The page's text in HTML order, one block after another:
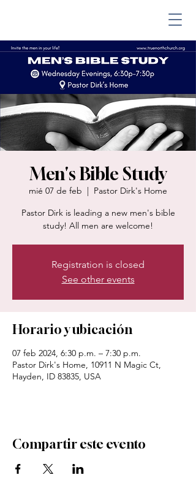
Men's Bible Study
mié 07 de feb
  |
Pastor Dirk's Home
Pastor Dirk is leading a new men's bible
study! All men are welcome!
Registration is closed
See other events
Horario y ubicación
07 feb 2024, 6:30 p.m. – 7:30 p.m.
Pastor Dirk's Home, 10911 N Magic Ct,
Hayden, ID 83835, USA
Compartir este evento